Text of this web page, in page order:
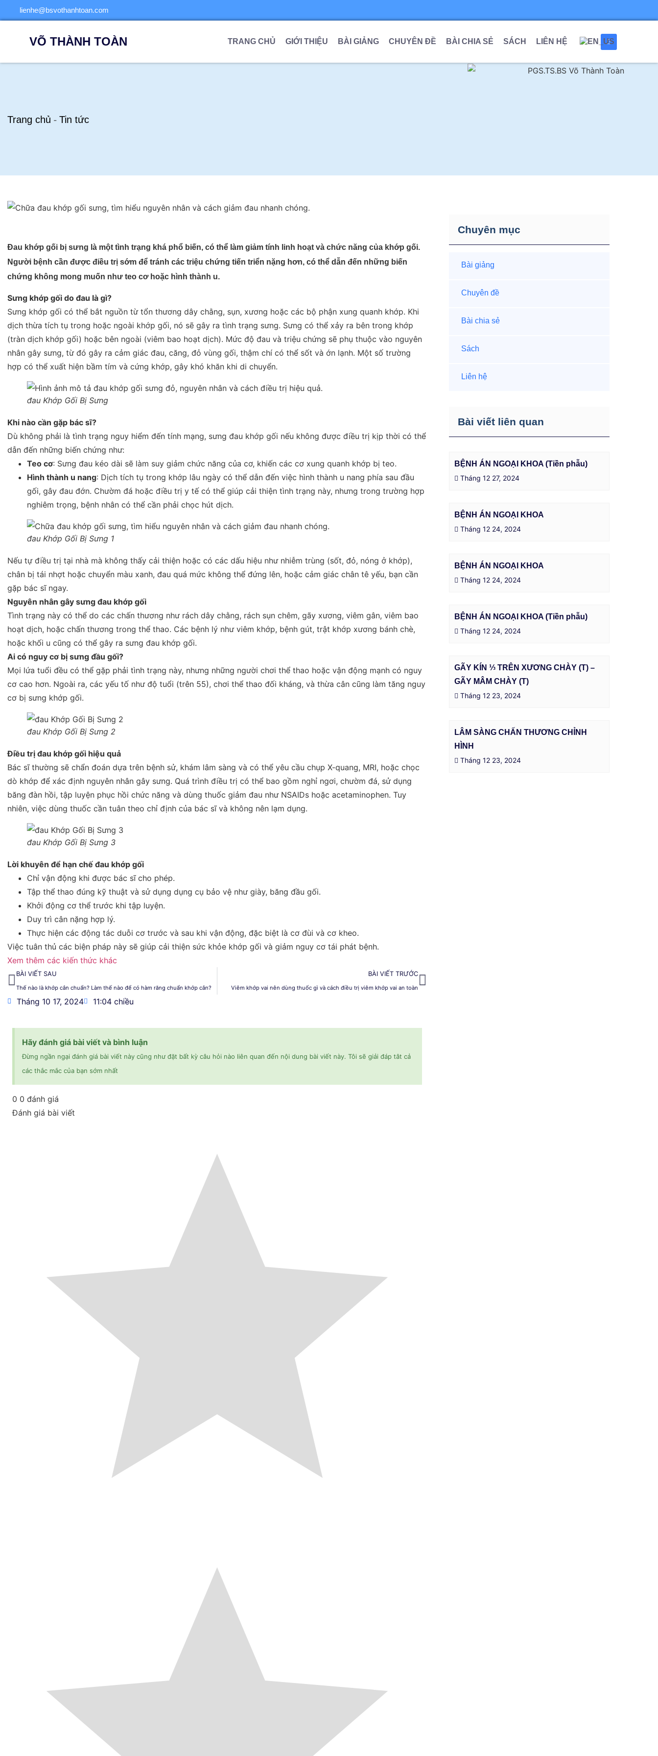
lienhe@bsvothanhtoan.com
VÕ THÀNH TOÀN TRANG CHỦ GIỚI THIỆU BÀI GIẢNG CHUYÊN ĐỀ BÀI CHIA SẺ SÁCH LIÊN HỆ
Trang chủ - Tin tức
Đau khớp gối bị sưng là một tình trạng khá phổ biến, có thể làm giảm tính linh hoạt và chức năng của khớp gối.
Người bệnh cần được điều trị sớm để tránh các triệu chứng tiến triển nặng hơn, có thể dẫn đến những biến
chứng không mong muốn như teo cơ hoặc hình thành u.
Sưng khớp gối do đau là gì?
Sưng khớp gối có thể bắt nguồn từ tổn thương dây chằng, sụn, xương hoặc các bộ phận xung quanh khớp. Khi
dịch thừa tích tụ trong hoặc ngoài khớp gối, nó sẽ gây ra tình trạng sưng. Sưng có thể xảy ra bên trong khớp
(tràn dịch khớp gối) hoặc bên ngoài (viêm bao hoạt dịch). Mức độ đau và triệu chứng sẽ phụ thuộc vào nguyên
nhân gây sưng, từ đó gây ra cảm giác đau, căng, đỏ vùng gối, thậm chí có thể sốt và ớn lạnh. Một số trường
hợp có thể xuất hiện bầm tím và cứng khớp, gây khó khăn khi di chuyển.
đau Khớp Gối Bị Sưng
Khi nào cần gặp bác sĩ?
Dù không phải là tình trạng nguy hiểm đến tính mạng, sưng đau khớp gối nếu không được điều trị kịp thời có thể
dẫn đến những biến chứng như:
Teo cơ: Sưng đau kéo dài sẽ làm suy giảm chức năng của cơ, khiến các cơ xung quanh khớp bị teo.
Hình thành u nang: Dịch tích tụ trong khớp lâu ngày có thể dẫn đến việc hình thành u nang phía sau đầu
gối, gây đau đớn. Chườm đá hoặc điều trị y tế có thể giúp cải thiện tình trạng này, nhưng trong trường hợp
nghiêm trọng, bệnh nhân có thể cần phải chọc hút dịch.
đau Khớp Gối Bị Sưng 1
Nếu tự điều trị tại nhà mà không thấy cải thiện hoặc có các dấu hiệu như nhiễm trùng (sốt, đỏ, nóng ở khớp),
chân bị tái nhợt hoặc chuyển màu xanh, đau quá mức không thể đứng lên, hoặc cảm giác chân tê yếu, bạn cần
gặp bác sĩ ngay.
Nguyên nhân gây sưng đau khớp gối
Tình trạng này có thể do các chấn thương như rách dây chằng, rách sụn chêm, gãy xương, viêm gân, viêm bao
hoạt dịch, hoặc chấn thương trong thể thao. Các bệnh lý như viêm khớp, bệnh gút, trật khớp xương bánh chè,
hoặc khối u cũng có thể gây ra sưng đau khớp gối.
Ai có nguy cơ bị sưng đầu gối?
Mọi lứa tuổi đều có thể gặp phải tình trạng này, nhưng những người chơi thể thao hoặc vận động mạnh có nguy
cơ cao hơn. Ngoài ra, các yếu tố như độ tuổi (trên 55), chơi thể thao đối kháng, và thừa cân cũng làm tăng nguy
cơ bị sưng khớp gối.
đau Khớp Gối Bị Sưng 2
Điều trị đau khớp gối hiệu quả
Bác sĩ thường sẽ chẩn đoán dựa trên bệnh sử, khám lâm sàng và có thể yêu cầu chụp X-quang, MRI, hoặc chọc
dò khớp để xác định nguyên nhân gây sưng. Quá trình điều trị có thể bao gồm nghỉ ngơi, chườm đá, sử dụng
băng đàn hồi, tập luyện phục hồi chức năng và dùng thuốc giảm đau như NSAIDs hoặc acetaminophen. Tuy
nhiên, việc dùng thuốc cần tuân theo chỉ định của bác sĩ và không nên lạm dụng.
đau Khớp Gối Bị Sưng 3
Lời khuyên để hạn chế đau khớp gối
Chỉ vận động khi được bác sĩ cho phép.
Tập thể thao đúng kỹ thuật và sử dụng dụng cụ bảo vệ như giày, băng đầu gối.
Khởi động cơ thể trước khi tập luyện.
Duy trì cân nặng hợp lý.
Thực hiện các động tác duỗi cơ trước và sau khi vận động, đặc biệt là cơ đùi và cơ kheo.
Việc tuân thủ các biện pháp này sẽ giúp cải thiện sức khỏe khớp gối và giảm nguy cơ tái phát bệnh.
Xem thêm các kiến thức khác
BÀI VIẾT SAU
Thế nào là khớp cắn chuẩn? Làm thế nào để có hàm răng chuẩn khớp cắn?
BÀI VIẾT TRƯỚC
Viêm khớp vai nên dùng thuốc gì và cách điều trị viêm khớp vai an toàn
Tháng 10 17, 2024 11:04 chiều
Hãy đánh giá bài viết và bình luận
Đừng ngần ngại đánh giá bài viết này cũng như đặt bất kỳ câu hỏi nào liên quan đến nội dung bài viết này. Tôi sẽ giải đáp tât cả
các thắc mắc của bạn sớm nhất
0 0 đánh giá
Đánh giá bài viết
Chuyên mục
Bài giảng
Chuyên đề
Bài chia sẻ
Sách
Liên hệ
Bài viết liên quan
BỆNH ÁN NGOẠI KHOA (Tiền phẫu)
Tháng 12 27, 2024
BỆNH ÁN NGOẠI KHOA
Tháng 12 24, 2024
BỆNH ÁN NGOẠI KHOA
Tháng 12 24, 2024
BỆNH ÁN NGOẠI KHOA (Tiền phẫu)
Tháng 12 24, 2024
GÃY KÍN ⅓ TRÊN XƯƠNG CHÀY (T) –
GÃY MÂM CHÀY (T)
Tháng 12 23, 2024
LÂM SÀNG CHẤN THƯƠNG CHỈNH
HÌNH
Tháng 12 23, 2024